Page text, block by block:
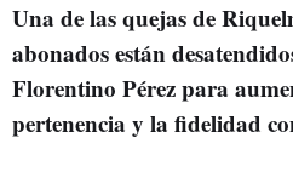
Una de las quejas de
abonados están
Florentino Pérez para
pertenencia y la fidelidad